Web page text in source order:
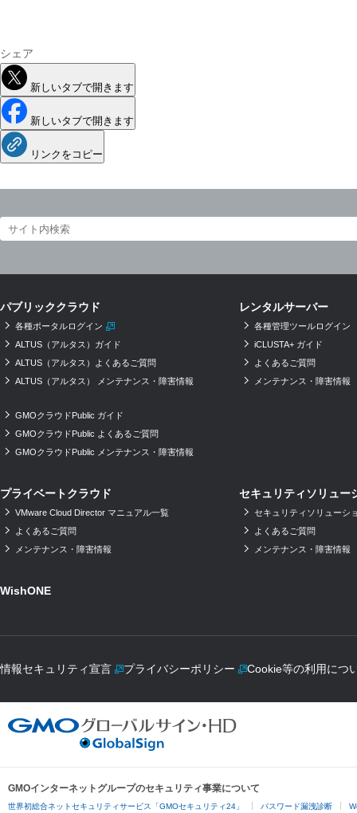
シェア
新しいタブで開きます
新しいタブで開きます
リンクをコピー
パブリッククラウド
各種ポータルログイン
ALTUS（アルタス）ガイド
ALTUS（アルタス）よくあるご質問
ALTUS（アルタス） メンテナンス・障害情報
GMOクラウドPublic ガイド
GMOクラウドPublic よくあるご質問
GMOクラウドPublic メンテナンス・障害情報
レンタルサーバー
各種管理ツールログイン
iCLUSTA+ ガイド
よくあるご質問
メンテナンス・障害情報
プライベートクラウド
VMware Cloud Director マニュアル一覧
よくあるご質問
メンテナンス・障害情報
セキュリティソリュー
セキュリティソリューシ
よくあるご質問
メンテナンス・障害情報
WishONE
情報セキュリティ宣言 プライバシーポリシー Cookie等の利用につ
GMOインターネットグループのセキュリティ事業について
世界初総合ネットセキュリティサービス「GMOセキュリティ24」 パスワード漏洩診断